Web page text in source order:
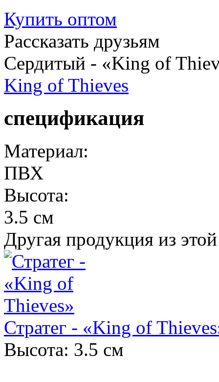
Купить оптом
Рассказать друзьям
Сердитый - «King of
King of Thieves
спецификация
Материал:
ПВХ
Высота:
3.5 см
Другая продукция из
Стратег - «King of
Высота: 3.5 см